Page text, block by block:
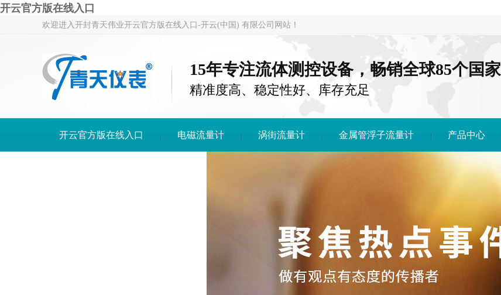
开云官方版在线入口
欢迎进入开封青天伟业开云官方版在线入口-开云(中国) 有限公司网站！
15年专注流体测控设备，畅销全球85个国家
精准度高、稳定性好、库存充足
开云官方版在线入口 电磁流量计 涡街流量计 金属管浮子流量计 产品中心